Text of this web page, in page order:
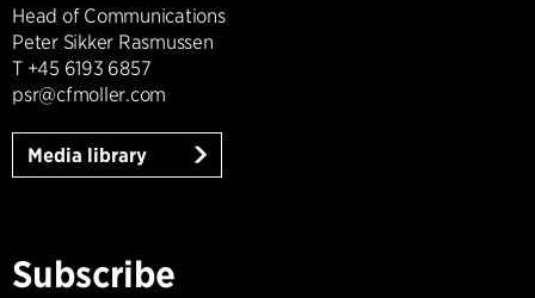
Head of Communications
Peter Sikker Rasmussen
T +45 6193 6857
psr@cfmoller.com
Media library
Subscribe